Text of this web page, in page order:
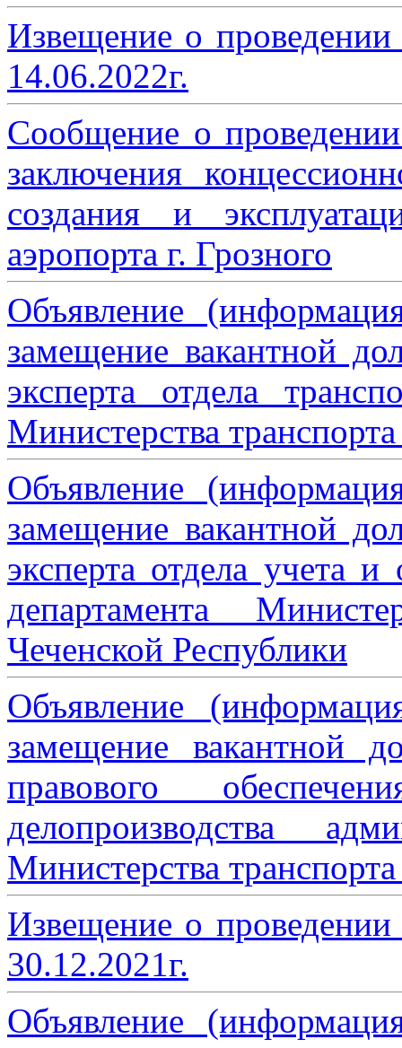
Извещение о
14.06.2022г.
Сообщение о
заключения
создания и
аэропорта г. Грозного
Объявление
замещение вакантной
эксперта отдела
Министерства
Объявление
замещение вакантной
эксперта отдела учета и
департамента
Чеченской Республики
Объявление
замещение вакантной
правового
делопроизводства
Министерства
Извещение о
30.12.2021г.
Объявление